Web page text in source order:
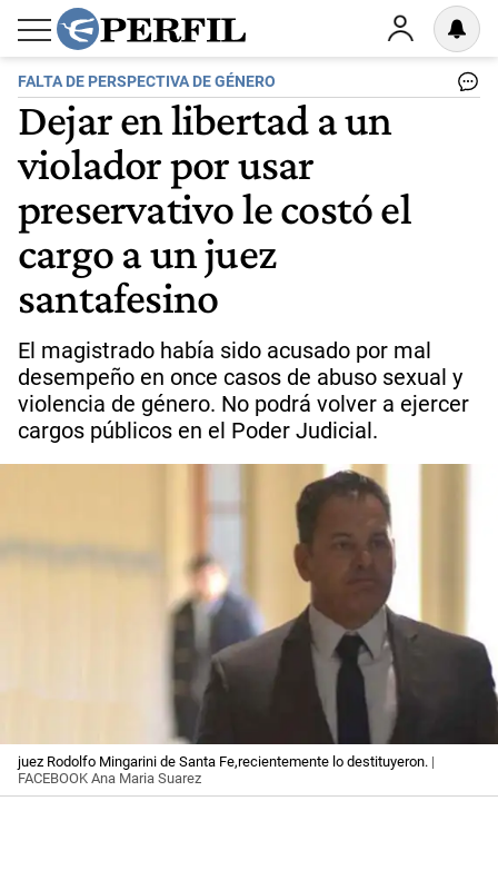
FALTA DE PERSPECTIVA DE GÉNERO
Dejar en libertad a un
violador por usar
preservativo le costó el
cargo a un juez
santafesino
El magistrado había sido acusado por mal
desempeño en once casos de abuso sexual y
violencia de género. No podrá volver a ejercer
cargos públicos en el Poder Judicial.
juez Rodolfo Mingarini de Santa Fe,recientemente lo destituyeron. |
FACEBOOK Ana Maria Suarez